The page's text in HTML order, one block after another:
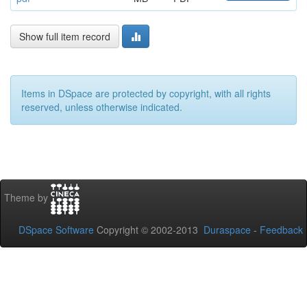
Show full item record
Items in DSpace are protected by copyright, with all rights
reserved, unless otherwise indicated.
Theme by
DSpace Software Copyright © 2002-2013 Duraspace - Feedback